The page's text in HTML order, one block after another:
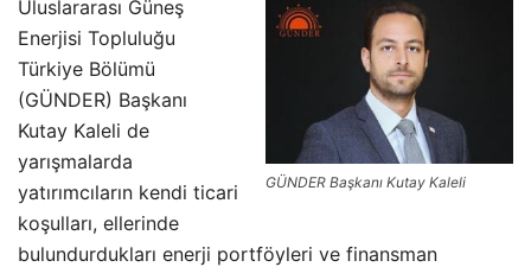
GÜNDER Başkanı Kutay Kaleli
Uluslararası Güneş
Enerjisi Topluluğu
Türkiye Bölümü
(GÜNDER) Başkanı
Kutay Kaleli de
yarışmalarda
yatırımcıların kendi ticari
koşulları, ellerinde
bulundurdukları enerji portföyleri ve finansman